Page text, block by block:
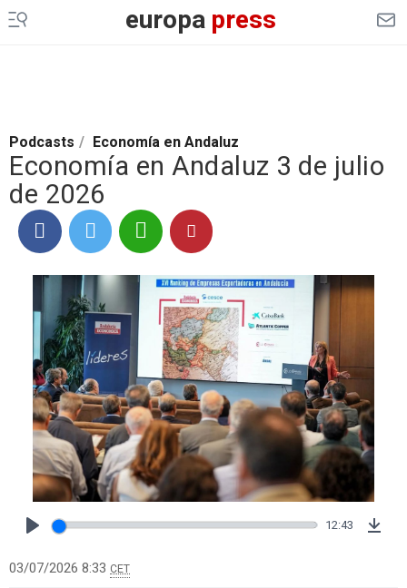
europapress
Podcasts / Economía en Andaluz
Economía en Andaluz 3 de julio
de 2026
12:43
03/07/2026 8:33 CET